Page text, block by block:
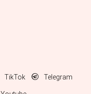
TikTok Telegram